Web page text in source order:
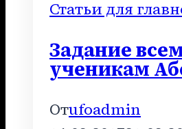
Статьи для
Задание
ученикам
Отufoadmin